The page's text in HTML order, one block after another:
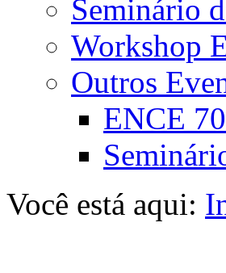
Seminário
Workshop
Outros
ENCE
Você está aqui: